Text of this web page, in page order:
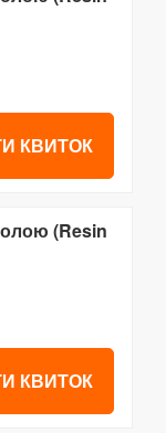
КВИТОК
(Resin
КВИТОК